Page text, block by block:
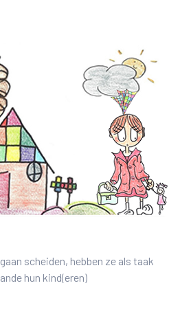
scheiden, hebben ze als taak
hun kind(eren)